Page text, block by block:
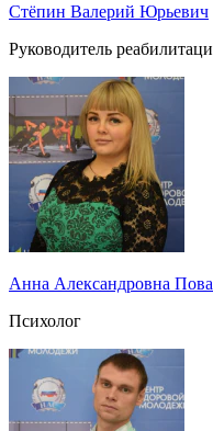
Стёпин Валерий Юрьевич
Руководитель
Анна Александровна
Психолог